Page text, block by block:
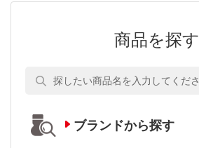
商品を探す
ブランドから探す